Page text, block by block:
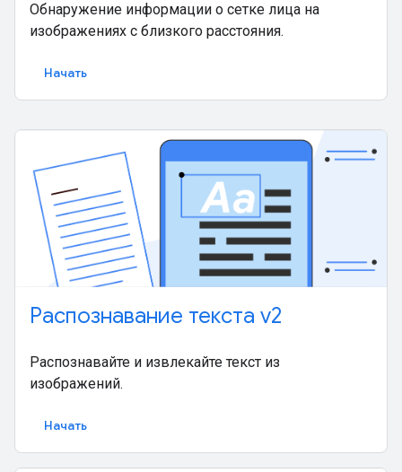
Обнаружение информации о сетке лица на
изображениях с близкого расстояния.
Начать
Распознавание текста v2
Распознавайте и извлекайте текст из
изображений.
Начать